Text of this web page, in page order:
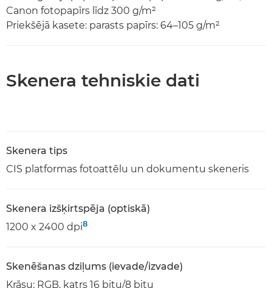
Canon fotopapīrs līdz 300 g/m²
Priekšējā kasete: parasts papīrs: 64–105 g/m²
Skenera tehniskie dati
Skenera tips
CIS platformas fotoattēlu un dokumentu skeneris
Skenera izšķirtspēja (optiskā)
1200 x 2400 dpi8
Skenēšanas dziļums (ievade/izvade)
Krāsu: RGB, katrs 16 bitu/8 bitu